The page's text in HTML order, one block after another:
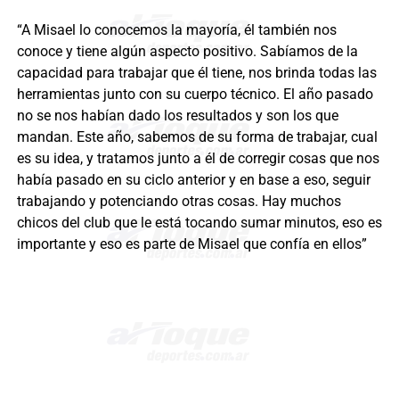
“A Misael lo conocemos la mayoría, él también nos
conoce y tiene algún aspecto positivo. Sabíamos de la
capacidad para trabajar que él tiene, nos brinda todas las
herramientas junto con su cuerpo técnico. El año pasado
no se nos habían dado los resultados y son los que
mandan. Este año, sabemos de su forma de trabajar, cual
es su idea, y tratamos junto a él de corregir cosas que nos
había pasado en su ciclo anterior y en base a eso, seguir
trabajando y potenciando otras cosas. Hay muchos
chicos del club que le está tocando sumar minutos, eso es
importante y eso es parte de Misael que confía en ellos”